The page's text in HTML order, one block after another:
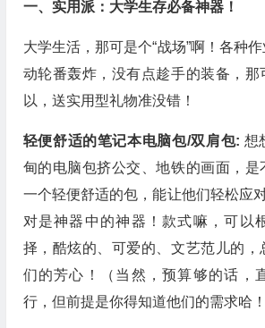
一、实用派：大学生存必备神器！
大学生活，那可是个“战场”啊！各种
动轮番轰炸，没有点趁手的装备，那
以，送实用型礼物准没错！
轻便舒适的笔记本电脑包/双肩包: 想
甸的电脑包挤公交、地铁的画面，是
一个轻便舒适的包，能让他们轻松应
对是神器中的神器！款式嘛，可以
择，酷炫的、可爱的、文艺范儿的，
们的芳心！（当然，预算够的话，
行，但前提是你得知道他们的需求哈！